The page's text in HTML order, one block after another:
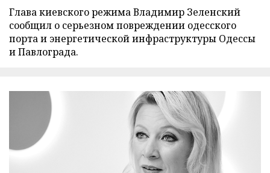
Глава киевского режима Владимир Зеленский
сообщил о серьезном повреждении одесского
порта и энергетической инфраструктуры Одессы
и Павлограда.